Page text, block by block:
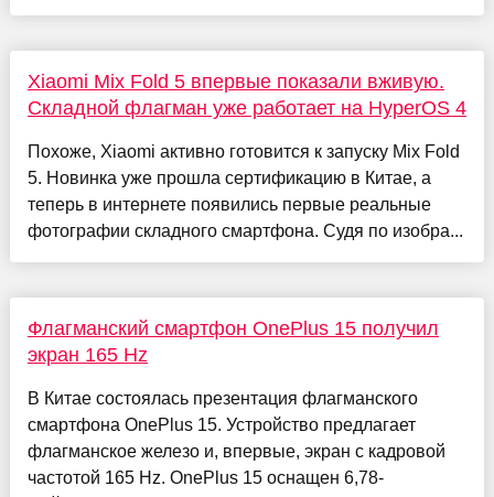
Xiaomi Mix Fold 5 впервые показали вживую.
Складной флагман уже работает на HyperOS 4
Похоже, Xiaomi активно готовится к запуску Mix Fold
5. Новинка уже прошла сертификацию в Китае, а
теперь в интернете появились первые реальные
фотографии складного смартфона. Судя по изобра...
Флагманский смартфон OnePlus 15 получил
экран 165 Hz
В Китае состоялась презентация флагманского
смартфона OnePlus 15. Устройство предлагает
флагманское железо и, впервые, экран с кадровой
частотой 165 Hz. OnePlus 15 оснащен 6,78-